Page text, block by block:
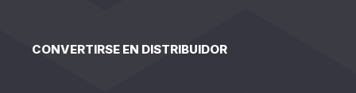
CONVERTIRSE EN DISTRIBUIDOR